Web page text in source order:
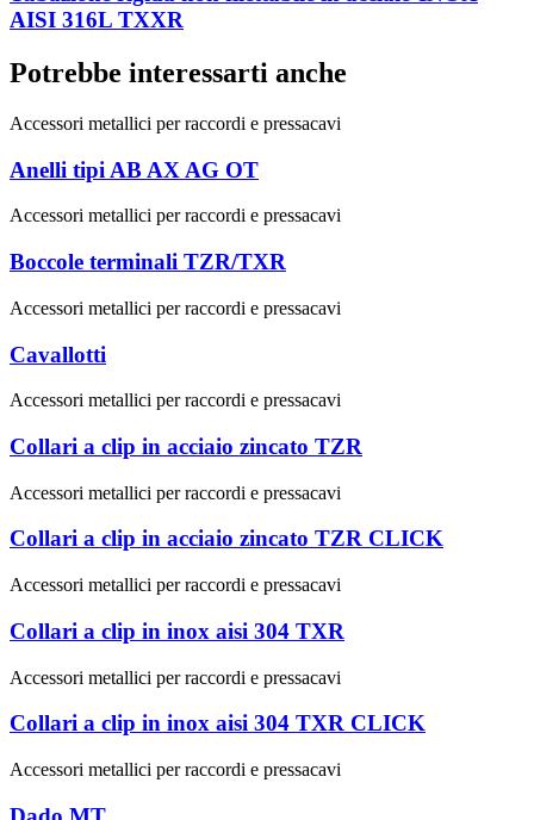
AISI 316L TXXR
Potrebbe interessarti anche
Accessori metallici per raccordi e pressacavi
Anelli tipi AB AX AG OT
Accessori metallici per raccordi e pressacavi
Boccole terminali TZR/TXR
Accessori metallici per raccordi e pressacavi
Cavallotti
Accessori metallici per raccordi e pressacavi
Collari a clip in acciaio zincato TZR
Accessori metallici per raccordi e pressacavi
Collari a clip in acciaio zincato TZR CLICK
Accessori metallici per raccordi e pressacavi
Collari a clip in inox aisi 304 TXR
Accessori metallici per raccordi e pressacavi
Collari a clip in inox aisi 304 TXR CLICK
Accessori metallici per raccordi e pressacavi